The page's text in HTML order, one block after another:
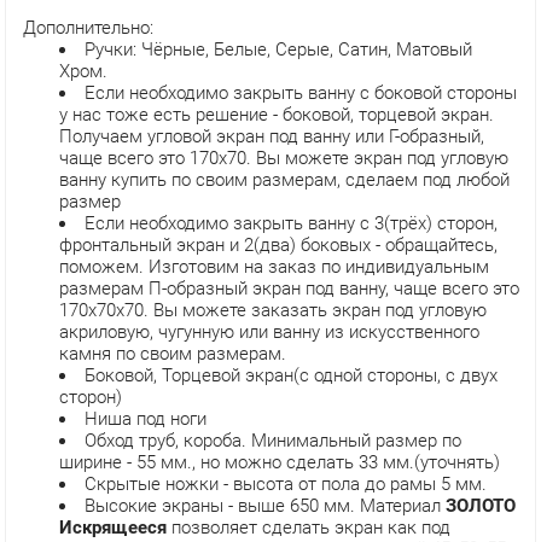
Дополнительно:
Ручки: Чёрные, Белые, Серые, Сатин, Матовый
Хром.
Если необходимо закрыть ванну с боковой стороны
у нас тоже есть решение - боковой, торцевой экран.
Получаем угловой экран под ванну или Г-образный,
чаще всего это 170х70. Вы можете экран под угловую
ванну купить по своим размерам, сделаем под любой
размер
Если необходимо закрыть ванну с 3(трёх) сторон,
фронтальный экран и 2(два) боковых - обращайтесь,
поможем. Изготовим на заказ по индивидуальным
размерам П-образный экран под ванну, чаще всего это
170х70х70. Вы можете заказать экран под угловую
акриловую, чугунную или ванну из искусственного
камня по своим размерам.
Боковой, Торцевой экран(с одной стороны, с двух
сторон)
Ниша под ноги
Обход труб, короба. Минимальный размер по
ширине - 55 мм., но можно сделать 33 мм.(уточнять)
Скрытые ножки - высота от пола до рамы 5 мм.
Высокие экраны - выше 650 мм. Материал ЗОЛОТО
Искрящееся позволяет сделать экран как под